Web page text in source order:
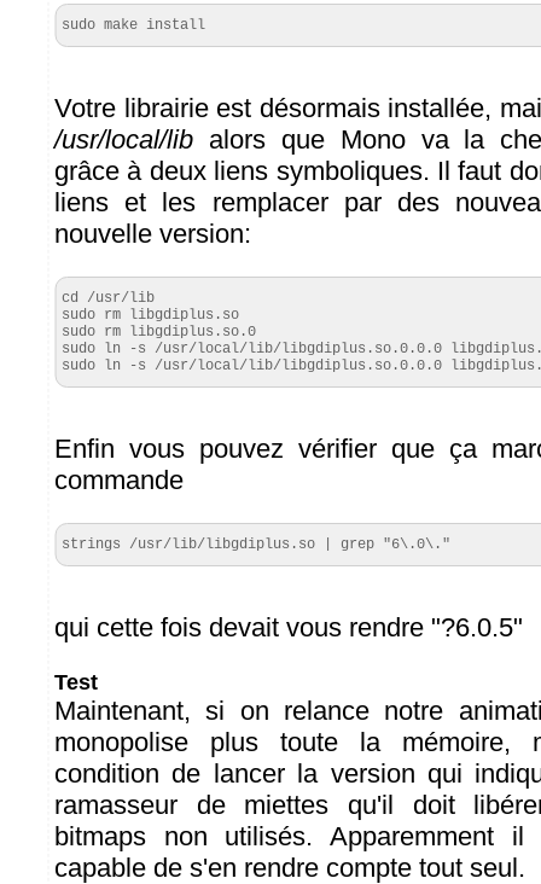
sudo make install
Votre librairie est désormais installée,
/usr/local/lib alors que Mono va la
grâce à deux liens symboliques. Il faut
liens et les remplacer par des
nouvelle version:
cd /usr/lib
sudo rm libgdiplus.so
sudo rm libgdiplus.so.0
sudo ln -s /usr/local/lib/libgdiplus.so.0.0.0
sudo ln -s /usr/local/lib/libgdiplus.so.0.0.0
Enfin vous pouvez vérifier que ça
commande
strings /usr/lib/libgdiplus.so | grep "6\.0\."
qui cette fois devait vous rendre "?6.0.5"
Test
Maintenant, si on relance notre
monopolise plus toute la mémoire,
condition de lancer la version qui
ramasseur de miettes qu'il doit
bitmaps non utilisés. Apparemment
capable de s'en rendre compte tout seul.